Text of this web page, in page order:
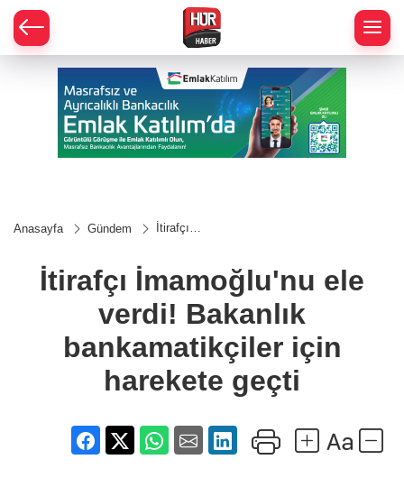
Anasayfa Gündem
İtirafçı
bankamatikçiler
geçti
İtirafçı İmamoğlu'nu ele
verdi! Bakanlık
bankamatikçiler için
harekete geçti